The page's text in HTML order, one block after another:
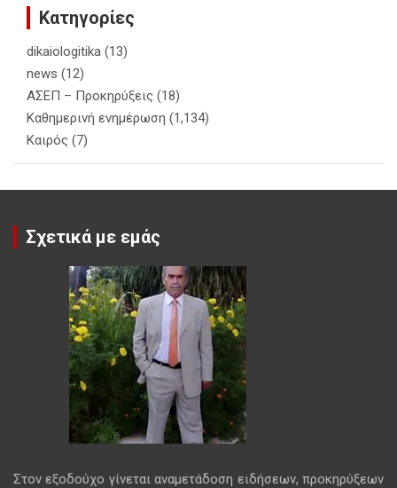
Κατηγορίες
dikaiologitika (13)
news (12)
ΑΣΕΠ – Προκηρύξεις (18)
Καθημερινή ενημέρωση (1,134)
Καιρός (7)
Σχετικά με εμάς
Στον εξοδούχο γίνεται αναμετάδοση ειδήσεων, προκηρύξεων